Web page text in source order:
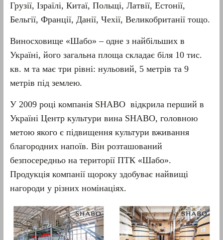
Грузії, Ізраїлі, Китаї, Польщі, Латвії, Естонії,
Бельгії, Франції, Данії, Чехії, Великобританії тощо.
Виносховище «Шабо» – одне з найбільших в
Україні, його загальна площа складає біля 10 тис.
кв. м та має три рівні: нульовий, 5 метрів та 9
метрів під землею.
У 2009 році компанія SHABO відкрила перший в
Україні Центр культури вина SHABO, головною
метою якого є підвищення культури вживання
благородних напоїв. Він розташований
безпосередньо на території ПТК «Шабо».
Продукція компанії щороку здобуває найвищі
нагороди у різних номінаціях.